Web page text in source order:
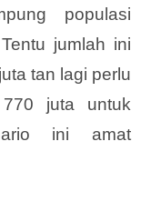
populasi
jumlah ini
tan lagi perlu
juta untuk
ini amat